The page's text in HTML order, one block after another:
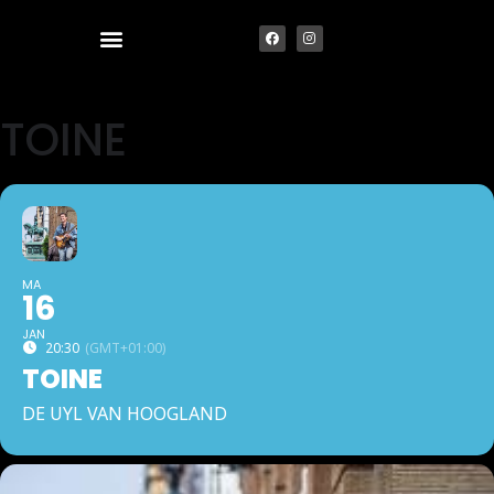
TOINE
MA
16
JAN
20:30 (GMT+01:00)
TOINE
DE UYL VAN HOOGLAND